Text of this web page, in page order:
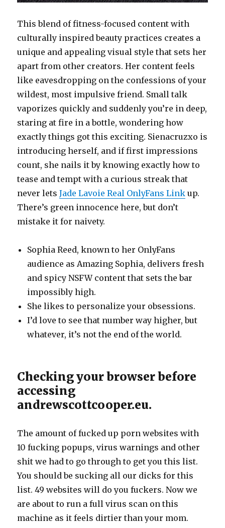
This blend of fitness-focused content with
culturally inspired beauty practices creates a
unique and appealing visual style that sets her
apart from other creators. Her content feels
like eavesdropping on the confessions of your
wildest, most impulsive friend. Small talk
vaporizes quickly and suddenly you’re in deep,
staring at fire in a bottle, wondering how
exactly things got this exciting. Sienacruzxo is
introducing herself, and if first impressions
count, she nails it by knowing exactly how to
tease and tempt with a curious streak that
never letsJade Lavoie Real OnlyFans Link up.
There’s green innocence here, but don’t
mistake it for naivety.
Sophia Reed, known to her OnlyFans
audience as Amazing Sophia, delivers fresh
and spicy NSFW content that sets the bar
impossibly high.
She likes to personalize your obsessions.
I’d love to see that number way higher, but
whatever, it’s not the end of the world.
Checking your browser before
accessing
andrewscottcooper.eu.
The amount of fucked up porn websites with
10 fucking popups, virus warnings and other
shit we had to go through to get you this list.
You should be sucking all our dicks for this
list. 49 websites will do you fuckers. Now we
are about to run a full virus scan on this
machine as it feels dirtier than your mom.